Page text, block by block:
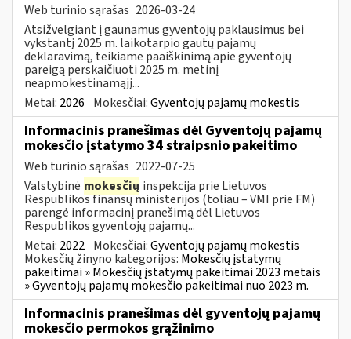
Web turinio sąrašas 2026-03-24
Atsižvelgiant į gaunamus gyventojų paklausimus bei
vykstantį 2025 m. laikotarpio gautų pajamų
deklaravimą, teikiame paaiškinimą apie gyventojų
pareigą perskaičiuoti 2025 m. metinį
neapmokestinamąjį...
Metai: 2026 Mokesčiai:Gyventojų pajamų mokestis
Informacinis pranešimas dėl Gyventojų pajamų
mokesčio įstatymo 34 straipsnio pakeitimo
Web turinio sąrašas 2022-07-25
Valstybinė mokesčių inspekcija prie Lietuvos
Respublikos finansų ministerijos (toliau – VMI prie FM)
parengė informacinį pranešimą dėl Lietuvos
Respublikos gyventojų pajamų...
Metai: 2022 Mokesčiai:Gyventojų pajamų mokestis
Mokesčių žinyno kategorijos: Mokesčių įstatymų
pakeitimai » Mokesčių įstatymų pakeitimai 2023 metais
» Gyventojų pajamų mokesčio pakeitimai nuo 2023 m.
Informacinis pranešimas dėl gyventojų pajamų
mokesčio permokos grąžinimo